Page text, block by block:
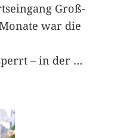
Groß-
war die
– in der …